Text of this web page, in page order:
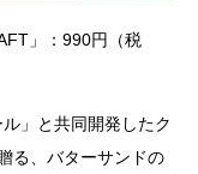
」：990円（税
」と共同開発したク
る、バターサンドの